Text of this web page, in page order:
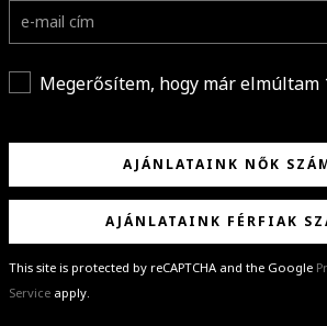
Megerősítem, hogy már elmúltam
AJÁNLATAINK NŐK
AJÁNLATAINK FÉRFIAK
This site is protected by reCAPTCHA and the Google
Service apply.